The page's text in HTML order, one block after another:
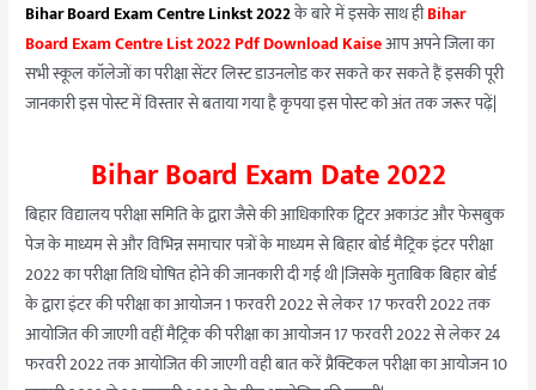
Bihar Board Exam Centre Linkst 2022के बारे में इसके साथ हीBihar
Board Exam Centre List 2022 Pdf Download Kaiseआप अपने जिला का
सभी स्कूल कॉलेजों का परीक्षा सेंटर लिस्ट डाउनलोड कर सकते कर सकते हैं इसकी पूरी
जानकारी इस पोस्ट में विस्तार से बताया गया है कृपया इस पोस्ट को अंत तक जरूर पढ़ें|
Bihar Board Exam Date 2022
बिहार विद्यालय परीक्षा समिति के द्वारा जैसे की आधिकारिक ट्विटर अकाउंट और फेसबुक
पेज के माध्यम से और विभिन्न समाचार पत्रों के माध्यम से बिहार बोर्ड मैट्रिक इंटर परीक्षा
2022 का परीक्षा तिथि घोषित होने की जानकारी दी गई थी |जिसके मुताबिक बिहार बोर्ड
के द्वारा इंटर की परीक्षा का आयोजन 1 फरवरी 2022 से लेकर 17 फरवरी 2022 तक
आयोजित की जाएगी वहीं मैट्रिक की परीक्षा का आयोजन 17 फरवरी 2022 से लेकर 24
फरवरी 2022 तक आयोजित की जाएगी वही बात करें प्रैक्टिकल परीक्षा का आयोजन 10